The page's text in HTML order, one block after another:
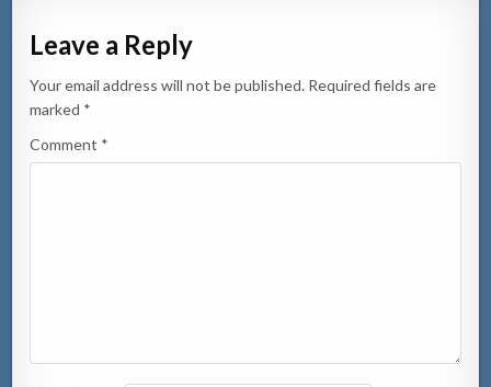
Leave a Reply
Your email address will not be published. Required fields are
marked *
Comment *